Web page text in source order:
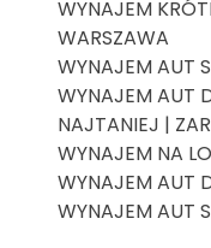
WYNAJEM
WARSZAWA
WYNAJEM AUT
WYNAJEM AUT
NAJTANIEJ |
WYNAJEM NA
WYNAJEM AUT
WYNAJEM AUT